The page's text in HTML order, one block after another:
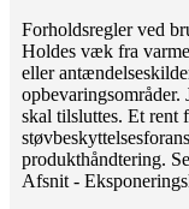
Forholdsregler ved
Holdes væk fra
eller
skal tilsluttes. Et rent
produkthåndtering.
Afsnit -